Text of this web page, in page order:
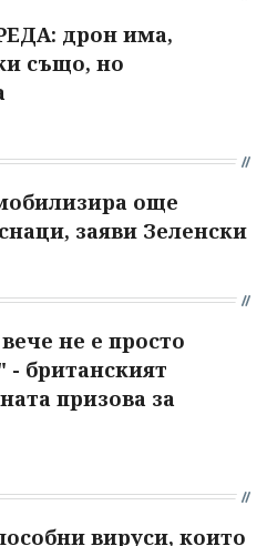
дрон има,
също, но
още
заяви Зеленски
не е просто
- британският
призова за
вируси, които